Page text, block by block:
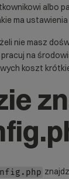
albo
ma
nie masz
na
koszt